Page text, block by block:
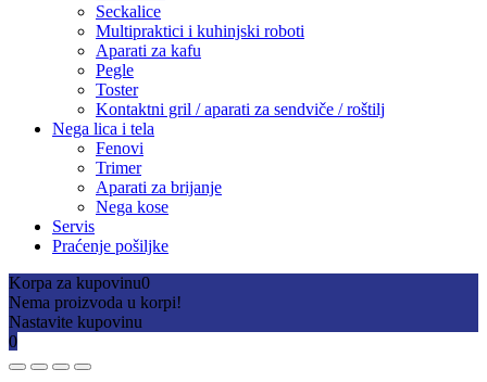
Seckalice
Multipraktici i kuhinjski roboti
Aparati za kafu
Pegle
Toster
Kontaktni gril / aparati za sendviče / roštilj
Nega lica i tela
Fenovi
Trimer
Aparati za brijanje
Nega kose
Servis
Praćenje pošiljke
Korpa za kupovinu0
Nema proizvoda u korpi!
Nastavite kupovinu
0